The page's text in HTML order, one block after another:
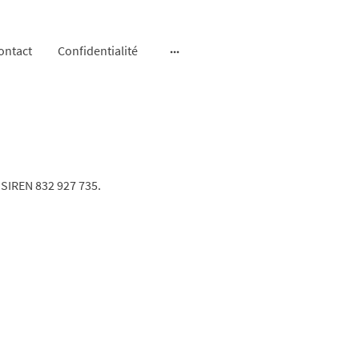
Confidentialité
832 927 735.